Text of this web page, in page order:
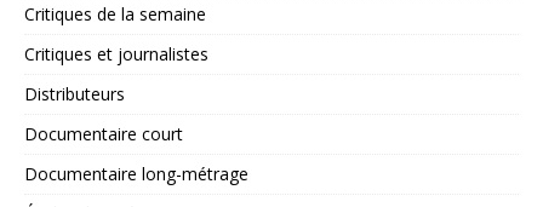
Critiques de la semaine
Critiques et journalistes
Distributeurs
Documentaire court
Documentaire long-métrage